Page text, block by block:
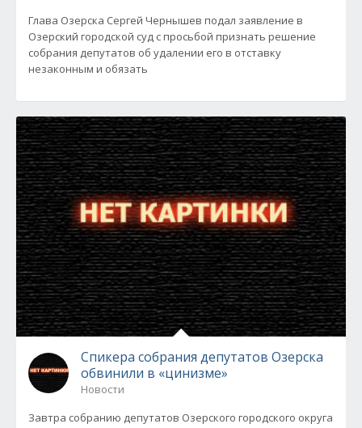
Глава Озерска Сергей Чернышев подал заявление в
Озерский городской суд с просьбой признать решение
собрания депутатов об удалении его в отставку
незаконным и обязать
Спикера собрания депутатов Озерска
обвинили в «цинизме»
Новости
Завтра собранию депутатов Озерского городского округа